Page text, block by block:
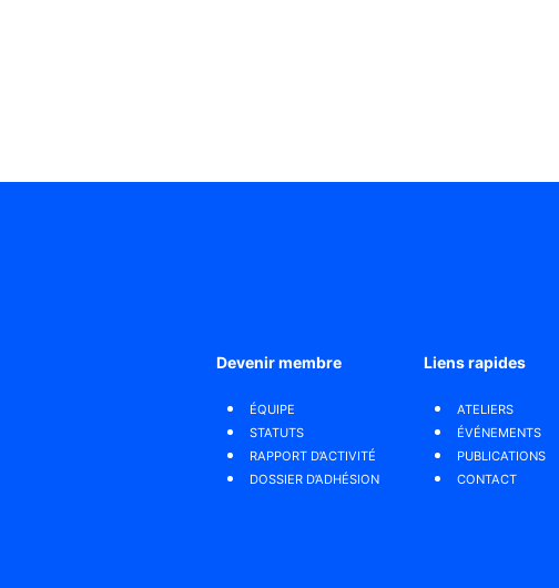
Devenir membre
ÉQUIPE
STATUTS
RAPPORT D’ACTIVITÉ
DOSSIER D’ADHÉSION
Liens rapides
ATELIERS
ÉVÉNEMENTS
PUBLICATIONS
CONTACT